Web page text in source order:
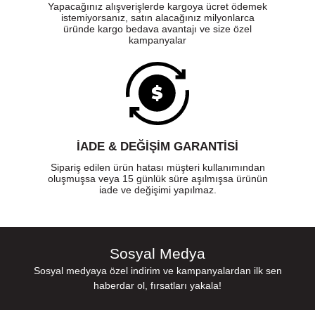
Yapacağınız alışverişlerde kargoya ücret ödemek
istemiyorsanız, satın alacağınız milyonlarca
üründe kargo bedava avantajı ve size özel
kampanyalar
İADE & DEĞİŞİM GARANTİSİ
Sipariş edilen ürün hatası müşteri kullanımından
oluşmuşsa veya 15 günlük süre aşılmışsa ürünün
iade ve değişimi yapılmaz.
Sosyal Medya
Sosyal medyaya özel indirim ve kampanyalardan ilk sen
haberdar ol, fırsatları yakala!